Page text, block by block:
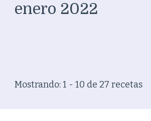
enero 2022
Mostrando: 1 - 10 de 27 recetas